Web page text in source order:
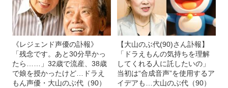
《レジェンド声優の訃報》
「残念です。あと30分早かっ
たら……」32歳で流産、38歳
で娘を授かったけど…ドラえ
もん声優・大山のぶ代（90）
【大山のぶ代(90)さん訃報】
「ドラえもんの気持ちを理解
してくれる人に託したいの」
当初は“合成音声”を使用するア
イデアも…大山のぶ代（90）